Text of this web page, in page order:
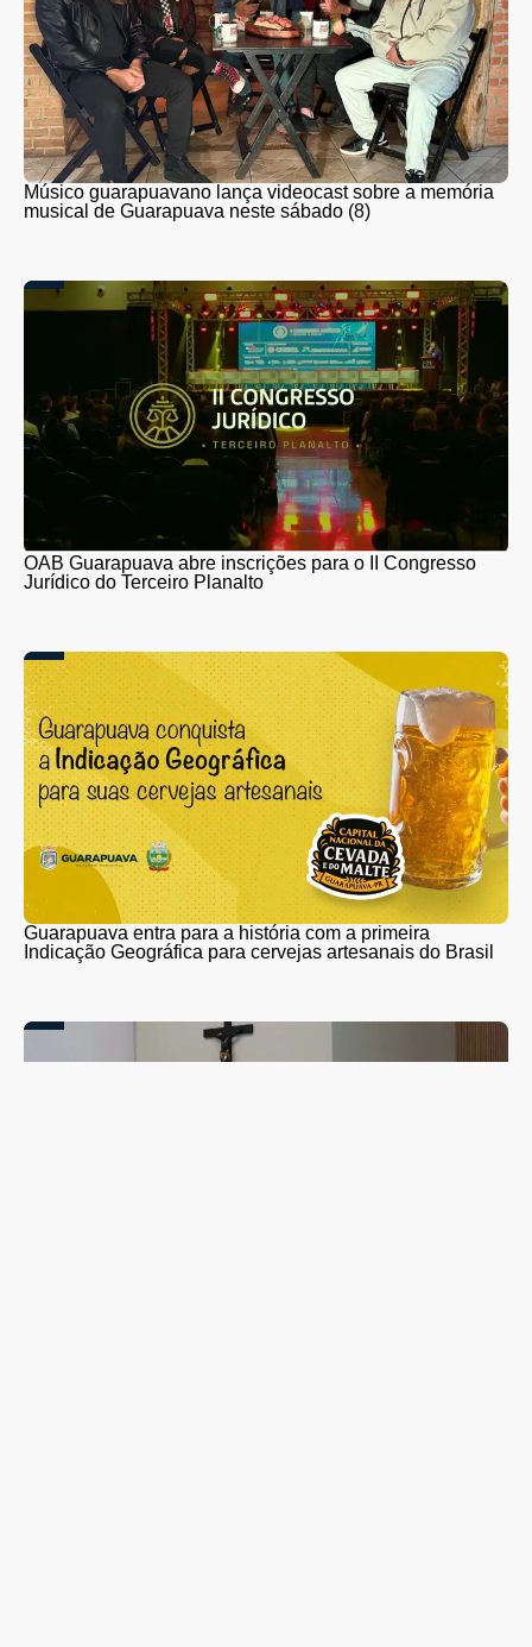
Músico guarapuavano lança videocast sobre a memória
musical de Guarapuava neste sábado (8)
OAB Guarapuava abre inscrições para o II Congresso
Jurídico do Terceiro Planalto
Guarapuava entra para a história com a primeira
Indicação Geográfica para cervejas artesanais do Brasil